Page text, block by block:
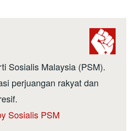
Sosialis Malaysia (PSM).
perjuangan rakyat dan
Sosialis PSM